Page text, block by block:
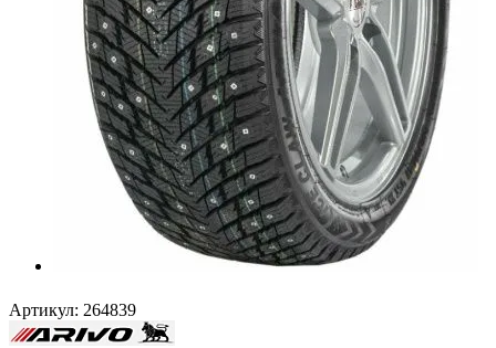
Артикул: 264839